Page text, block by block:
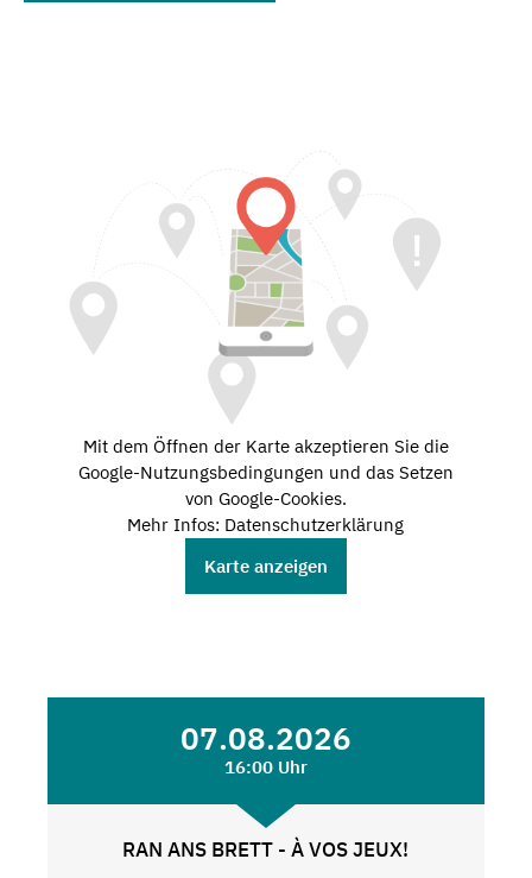
Mit dem Öffnen der Karte akzeptieren Sie die
Google-Nutzungsbedingungen und das Setzen
von Google-Cookies.
Mehr Infos: Datenschutzerklärung
Karte anzeigen
07.08.2026
16:00 Uhr
RAN ANS BRETT - À VOS JEUX!